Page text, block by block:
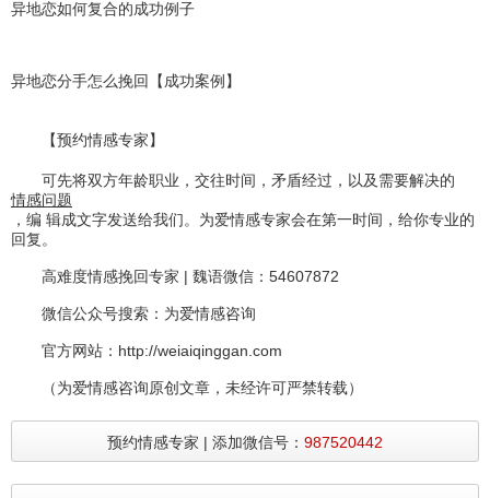
异地恋如何复合的成功例子
异地恋分手怎么挽回【成功案例】
【预约情感专家】
可先将双方年龄职业，交往时间，矛盾经过，以及需要解决的
情感问题
，编 辑成文字发送给我们。为爱情感专家会在第一时间，给你专业的
回复。
高难度情感挽回专家 | 魏语微信：54607872
微信公众号搜索：为爱情感咨询
官方网站：http://weiaiqinggan.com
（为爱情感咨询原创文章，未经许可严禁转载）
预约情感专家 | 添加微信号： 987520442